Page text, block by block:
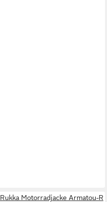
Rukka Motorradjacke Armatou-R